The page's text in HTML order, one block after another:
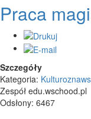
Praca
Szczegóły
Kategoria:
Zespół edu.wschood.pl
Odsłony: 6467